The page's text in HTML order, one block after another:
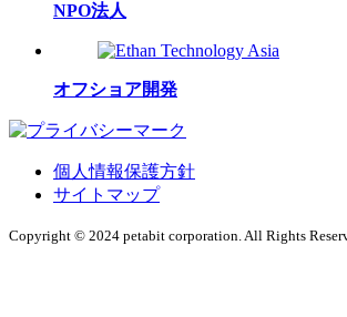
NPO法人
オフショア開発
個人情報保護方針
サイトマップ
Copyright © 2024 petabit corporation. All Rights